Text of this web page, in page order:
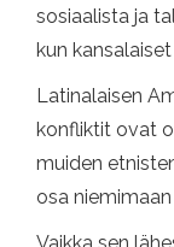
sosiaalista ja
kun
Latinalaisen
konfliktit ovat
muiden
osa